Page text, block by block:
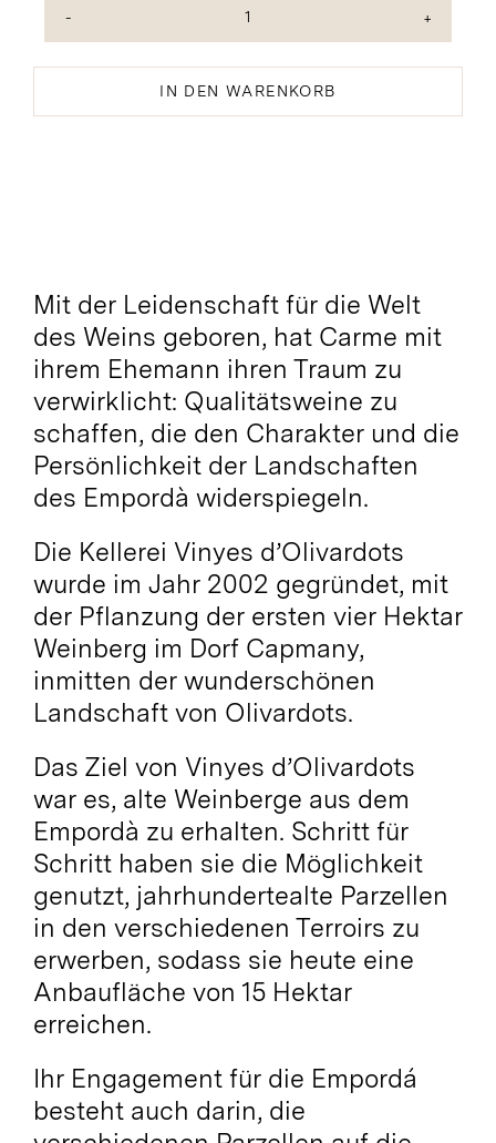
Blanc
Gresa
Weisswein
IN DEN WARENKORB
Mit der Leidenschaft für die Welt
des Weins geboren, hat Carme mit
ihrem Ehemann ihren Traum zu
verwirklicht: Qualitätsweine zu
schaffen, die den Charakter und die
Persönlichkeit der Landschaften
des Empordà widerspiegeln.
Die Kellerei Vinyes d’Olivardots
wurde im Jahr 2002 gegründet, mit
der Pflanzung der ersten vier Hektar
Weinberg im Dorf Capmany,
inmitten der wunderschönen
Landschaft von Olivardots.
Das Ziel von Vinyes d’Olivardots
war es, alte Weinberge aus dem
Empordà zu erhalten. Schritt für
Schritt haben sie die Möglichkeit
genutzt, jahrhundertealte Parzellen
in den verschiedenen Terroirs zu
erwerben, sodass sie heute eine
Anbaufläche von 15 Hektar
erreichen.
Ihr Engagement für die Empordá
besteht auch darin, die